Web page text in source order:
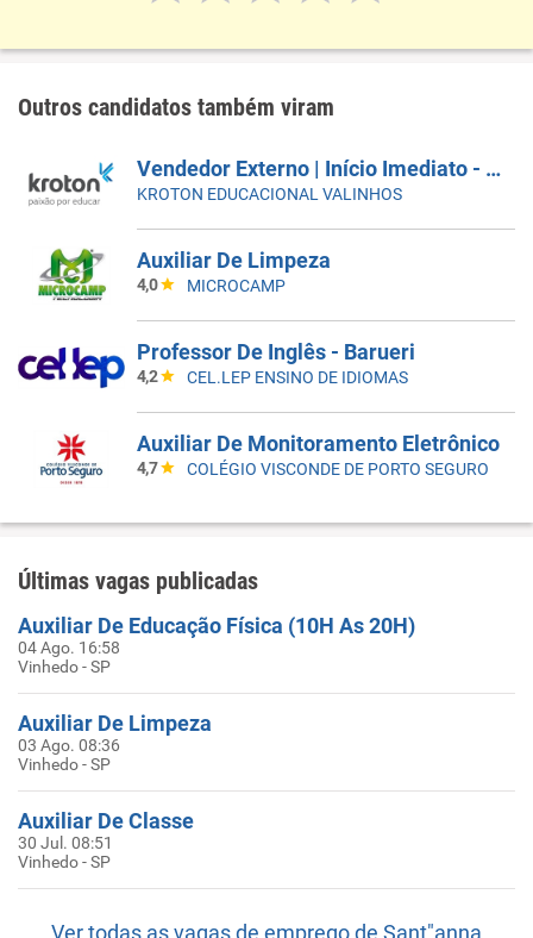
Outros candidatos também viram
Vendedor Externo | Início Imediato - SUMARÉ
KROTON EDUCACIONAL VALINHOS
Auxiliar De Limpeza
4,0 MICROCAMP
Professor De Inglês - Barueri
4,2 CEL.LEP ENSINO DE IDIOMAS
Auxiliar De Monitoramento Eletrônico
4,7 COLÉGIO VISCONDE DE PORTO SEGURO
Últimas vagas publicadas
Auxiliar De Educação Física (10H As 20H)
04 Ago. 16:58
Vinhedo - SP
Auxiliar De Limpeza
03 Ago. 08:36
Vinhedo - SP
Auxiliar De Classe
30 Jul. 08:51
Vinhedo - SP
Ver todas as vagas de emprego de Sant"anna